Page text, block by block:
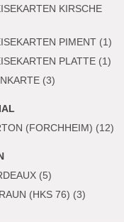
KIRSCHE
PIMENT (1)
PLATTE (1)
(3)
(FORCHHEIM) (12)
(5)
(HKS 76) (3)